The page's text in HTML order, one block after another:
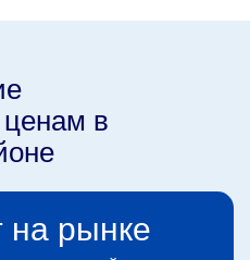
ценам в
на рынке